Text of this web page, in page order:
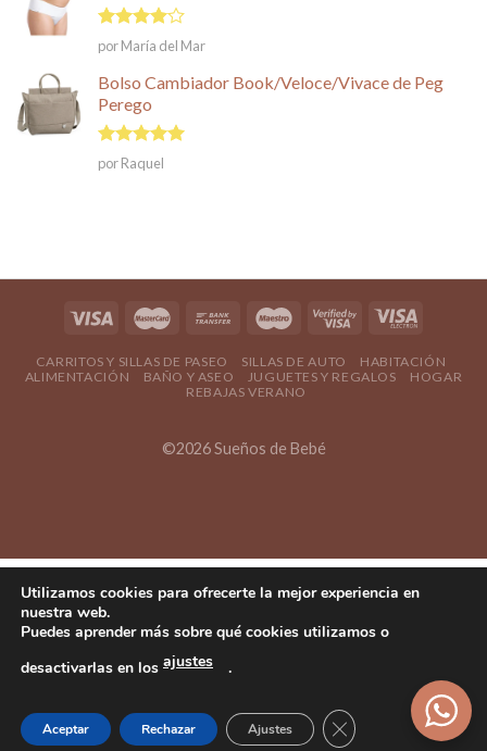
Valorado
en
5
por María del Mar
Bolso Cambiador Book/Veloce/Vivace de Peg
Perego
Valorado en
5
de 5
por Raquel
CARRITOS Y SILLAS DE PASEO SILLAS DE AUTO
HABITACIÓN
ALIMENTACIÓN
BAÑO Y ASEO JUGUETES Y REGALOS
HOGAR
REBAJAS VERANO
©2026 Sueños de Bebé
Utilizamos cookies para ofrecerte la mejor experiencia en
nuestra web.
Puedes aprender más sobre qué cookies utilizamos o
desactivarlas en los ajustes .
Aceptar Rechazar Ajustes Cerrar el banner de